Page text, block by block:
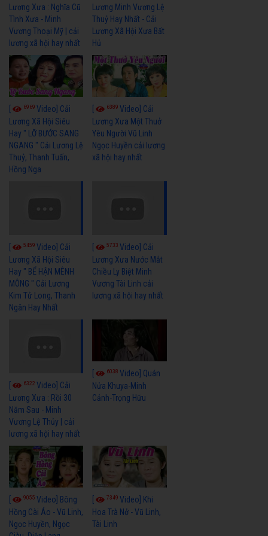
Lương Xưa : Nghĩa Cũ
Tình Xưa - Minh
Vương Thoại Mỹ | cải
lương xã hội hay nhất
Lương Minh Vương Lệ
Thuỷ Hay Nhất - Cải
Lương Xã Hội Xưa Bất
Hủ
6969 Video] Cải
Lương Xã Hội Siêu
Hay " LỠ BƯỚC SANG
NGANG " Cải Lương Lệ
Thuỷ, Thanh Tuấn,
Hồng Nga
6389Video] Cải
Lương Xưa Một Thuở
Yêu Người Vũ Linh
Ngọc Huyền cải lương
xã hội hay nhất
5459 Video] Cải
Lương Xã Hội Siêu
Hay " BỂ HẬN MÊNH
MÔNG " Cải Lương
Kim Tử Long, Thanh
Ngân Hay Nhất
5733Video] Cải
Lương Xưa Nước Mắt
Chiều Ly Biệt Minh
Vương Tài Linh cải
lương xã hội hay nhất
6322 Video] Cải
Lương Xưa : Rồi 30
Năm Sau - Minh
Vương Lệ Thủy | cải
lương xã hội hay nhất
6038Video] Quán
Nửa Khuya-Minh
Cảnh-Trọng Hữu
9055 Video] Bông
Hồng Cài Áo - Vũ Linh,
Ngọc Huyền, Ngọc
7349Video] Khi
Hoa Trà Nở - Vũ Linh,
Tài Linh